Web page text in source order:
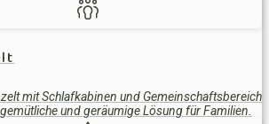
mit Schlafkabinen und Gemeinschaftsbereich
und geräumige Lösung für Familien.